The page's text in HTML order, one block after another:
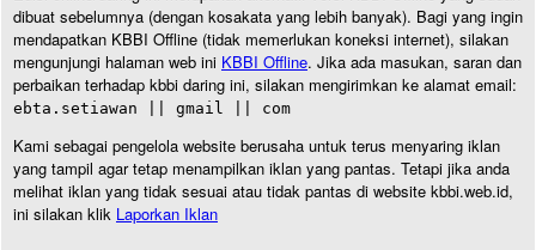
dibuat sebelumnya (dengan kosakata yang lebih banyak). Bagi yang ingin
mendapatkan KBBI Offline (tidak memerlukan koneksi internet), silakan
mengunjungi halaman web ini KBBI Offline. Jika ada masukan, saran dan
perbaikan terhadap kbbi daring ini, silakan mengirimkan ke alamat email:
ebta.setiawan || gmail || com
Kami sebagai pengelola website berusaha untuk terus menyaring iklan
yang tampil agar tetap menampilkan iklan yang pantas. Tetapi jika anda
melihat iklan yang tidak sesuai atau tidak pantas di website kbbi.web.id,
ini silakan klik Laporkan Iklan